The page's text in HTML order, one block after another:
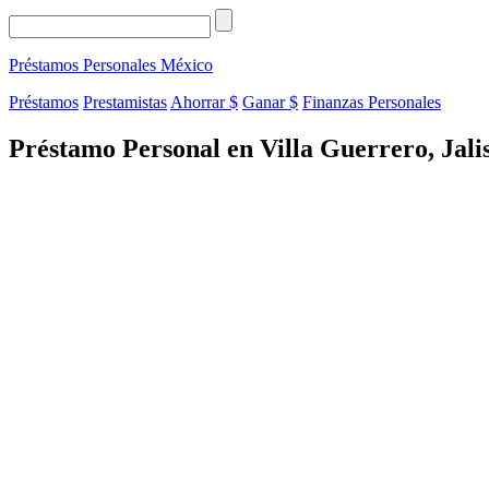
Préstamos Personales México
Préstamos Prestamistas Ahorrar $ Ganar $ Finanzas Personales
Préstamo Personal en Villa Guerrero,